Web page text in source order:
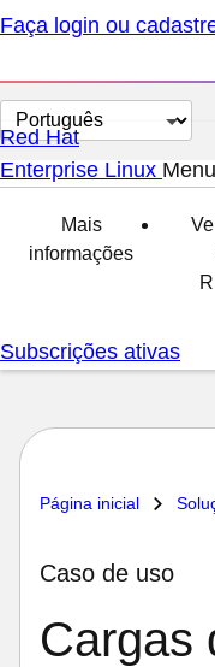
Faça login ou
Selecionar
idioma
Red Hat
Enterprise Linux Menu
Mais
informações
Subscrições ativas
Página inicial
Caso de uso
Cargas